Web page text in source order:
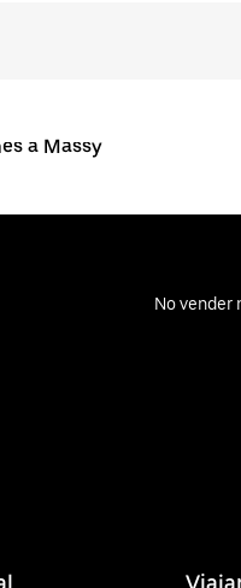
a Massy
No vender